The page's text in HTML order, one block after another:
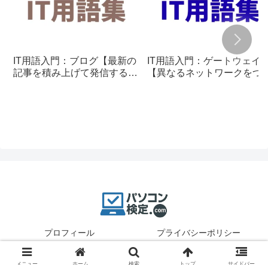
IT用語入門：ブログ【最新の
記事を積み上げて発信する仕
IT用語入門：ゲートウェイ
【異なるネットワークをつ
プロフィール プライバシーポリシー
© 2025 パソコン検定.
メニュー ホーム 検索 トップ サイドバー